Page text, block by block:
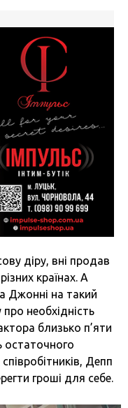
діру, вні продав
країнах. А
Джонні на такий
необхідність
близько п’яти
остаточного
Депп
гроші для себе.